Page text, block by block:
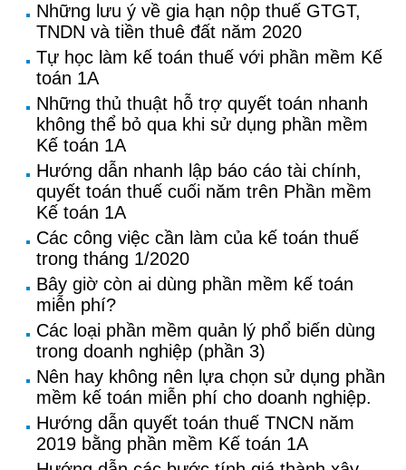
Những lưu ý về gia hạn nộp thuế GTGT,
TNDN và tiền thuê đất năm 2020
Tự học làm kế toán thuế với phần mềm Kế
toán 1A
Những thủ thuật hỗ trợ quyết toán nhanh
không thể bỏ qua khi sử dụng phần mềm
Kế toán 1A
Hướng dẫn nhanh lập báo cáo tài chính,
quyết toán thuế cuối năm trên Phần mềm
Kế toán 1A
Các công việc cần làm của kế toán thuế
trong tháng 1/2020
Bây giờ còn ai dùng phần mềm kế toán
miễn phí?
Các loại phần mềm quản lý phổ biến dùng
trong doanh nghiệp (phần 3)
Nên hay không nên lựa chọn sử dụng phần
mềm kế toán miễn phí cho doanh nghiệp.
Hướng dẫn quyết toán thuế TNCN năm
2019 bằng phần mềm Kế toán 1A